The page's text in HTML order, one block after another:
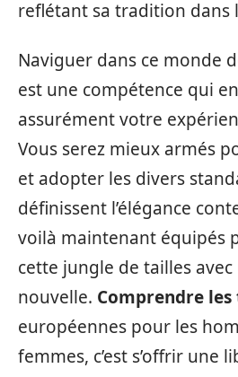
reflétant sa tradition dans
Naviguer dans ce monde
est une compétence qui
assurément votre
Vous serez mieux armés
et adopter les divers
définissent l’élégance
voilà maintenant équipés
cette jungle de tailles avec
nouvelle. Comprendre
européennes pour les
femmes, c’est s’offrir une